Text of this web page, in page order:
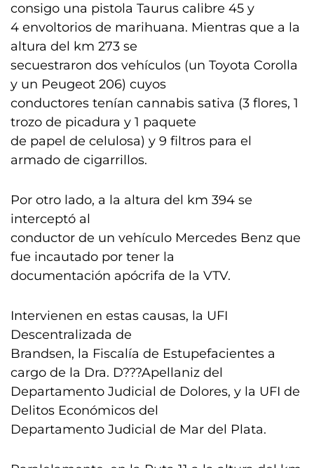
consigo una pistola Taurus calibre 45 y
4 envoltorios de marihuana. Mientras que a la
altura del km 273 se
secuestraron dos vehículos (un Toyota Corolla
y un Peugeot 206) cuyos
conductores tenían cannabis sativa (3 flores, 1
trozo de picadura y 1 paquete
de papel de celulosa) y 9 filtros para el
armado de cigarrillos.
Por otro lado, a la altura del km 394 se
interceptó al
conductor de un vehículo Mercedes Benz que
fue incautado por tener la
documentación apócrifa de la VTV.
Intervienen en estas causas, la UFI
Descentralizada de
Brandsen, la Fiscalía de Estupefacientes a
cargo de la Dra. D???Apellaniz del
Departamento Judicial de Dolores, y la UFI de
Delitos Económicos del
Departamento Judicial de Mar del Plata.